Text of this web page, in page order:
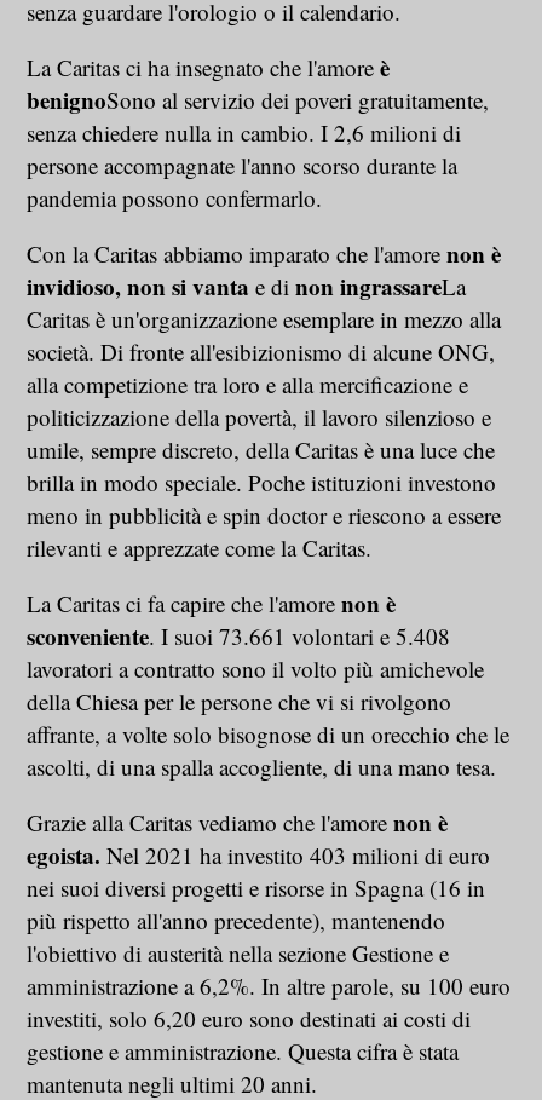
senza guardare l'orologio o il calendario.
La Caritas ci ha insegnato che l'amoreè
benignoSono al servizio dei poveri gratuitamente,
senza chiedere nulla in cambio. I 2,6 milioni di
persone accompagnate l'anno scorso durante la
pandemia possono confermarlo.
Con la Caritas abbiamo imparato che l'amorenon è
invidioso, non si vanta e dinon ingrassareLa
Caritas è un'organizzazione esemplare in mezzo alla
società. Di fronte all'esibizionismo di alcune ONG,
alla competizione tra loro e alla mercificazione e
politicizzazione della povertà, il lavoro silenzioso e
umile, sempre discreto, della Caritas è una luce che
brilla in modo speciale. Poche istituzioni investono
meno in pubblicità e spin doctor e riescono a essere
rilevanti e apprezzate come la Caritas.
La Caritas ci fa capire che l'amorenon è
sconveniente. I suoi 73.661 volontari e 5.408
lavoratori a contratto sono il volto più amichevole
della Chiesa per le persone che vi si rivolgono
affrante, a volte solo bisognose di un orecchio che le
ascolti, di una spalla accogliente, di una mano tesa.
Grazie alla Caritas vediamo che l'amore non è
egoista.Nel 2021 ha investito 403 milioni di euro
nei suoi diversi progetti e risorse in Spagna (16 in
più rispetto all'anno precedente), mantenendo
l'obiettivo di austerità nella sezione Gestione e
amministrazione a 6,2%. In altre parole, su 100 euro
investiti, solo 6,20 euro sono destinati ai costi di
gestione e amministrazione. Questa cifra è stata
mantenuta negli ultimi 20 anni.